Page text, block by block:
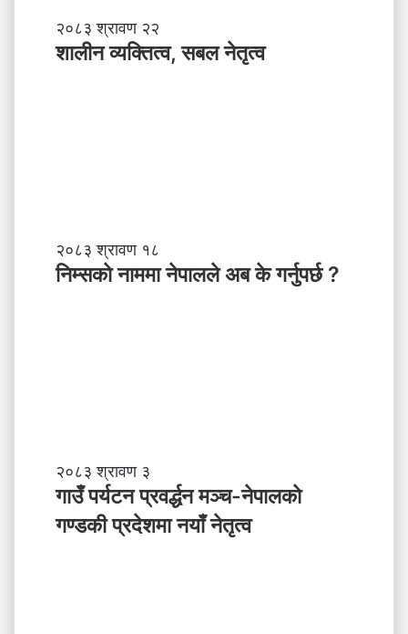
शा
ली
न
तृ
त्व
२०८३ श्रावण २२
शालीन व्यक्तित्व, सबल नेतृत्व
नि
म्स
ब
के
ग
र्नु
२०८३ श्रावण १८
निम्सकाे नाममा नेपालले अब के गर्नुपर्छ ?
गा
उँ
र्य
२०८३ श्रावण ३
गाउँ पर्यटन प्रवर्द्धन मञ्च-नेपालकाे
गण्डकी प्रदेशमा नयाँ नेतृत्व